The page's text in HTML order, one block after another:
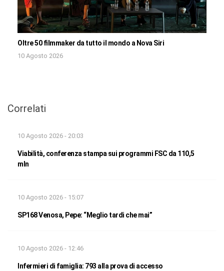
Oltre 50 filmmaker da tutto il mondo a Nova Siri
10 Agosto 2026
Correlati
10 Agosto 2026 - 20:03
Viabilità, conferenza stampa sui programmi FSC da 110,5
mln
10 Agosto 2026 - 15:07
SP168 Venosa, Pepe: “Meglio tardi che mai”
10 Agosto 2026 - 12:46
Infermieri di famiglia: 793 alla prova di accesso